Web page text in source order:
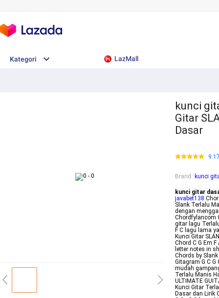
Kategori LazMall
kunci
Gitar
Dasar
Brand : kunci
kunci gitar
javabet138
Slank Terlalu
dengan
Chordfylancom
gitar lagu
F C lagu lama
Kunci Gitar
Chord C G Em
letter notes in
Chords by
Gitagram G C G
mudah
Terlalu Manis
ULTIMATE
Kunci Gitar
Dasar dan Lirik